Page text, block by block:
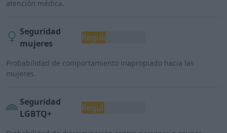
atención médica.
Seguridad
mujeres
Regular
Probabilidad de comportamiento inapropiado hacia las
mujeres.
Seguridad
LGBTQ+
Regular